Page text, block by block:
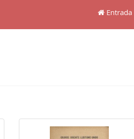
Entrada